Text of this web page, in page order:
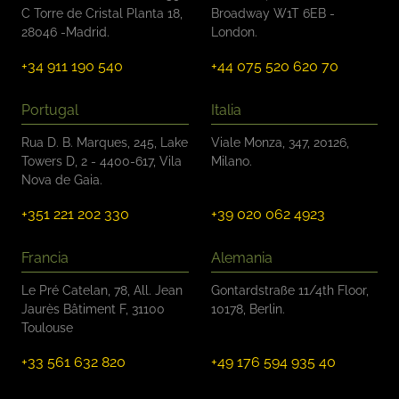
i
c
a
i
n
*
C Torre de Cristal Planta 18,
28046 -Madrid.
+34 911 190 540
Broadway W1T 6EB -
London.
+44 075 520 620 70
Portugal
Rua D. B. Marques, 245, Lake
Towers D, 2 - 4400-617, Vila
Nova de Gaia.
+351 221 202 330
Italia
Viale Monza, 347, 20126,
Milano.
+39 020 062 4923
Francia
Le Pré Catelan, 78, All. Jean
Jaurès Bâtiment F, 31100
Toulouse
+33 561 632 820
Alemania
Gontardstraße 11/4th Floor,
10178, Berlin.
+49 176 594 935 40